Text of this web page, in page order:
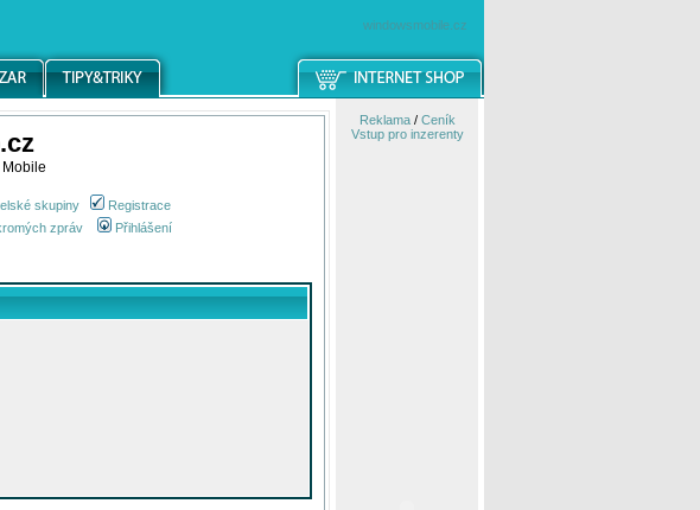
windowsmobile.cz
skupiny
Registrace
zpráv Přihlášení
Reklama/ Ceník
Vstup pro inzerenty